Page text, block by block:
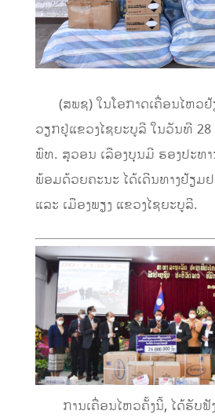
(ສພຊ)​ ໃນໂອກາດເຄື່ອນໄຫວ
ວຽກຢູ່ແຂວງໄຊຍະບູລີ ໃນວັນທີ 28
ພົທ. ສຸວອນ ເລືອງບຸນມີ ຮອງປະທ
ພ້ອມດ້ວຍຄະນະ ໄດ້ເດີນທາງຢ້ຽມ
ແລະ ເມືອງພຽງ ແຂວງໄຊຍະບູລີ.
ການເຄື່ອນໄຫວຄັ້ງນີ້, ໄດ້ຮັບຟັງ